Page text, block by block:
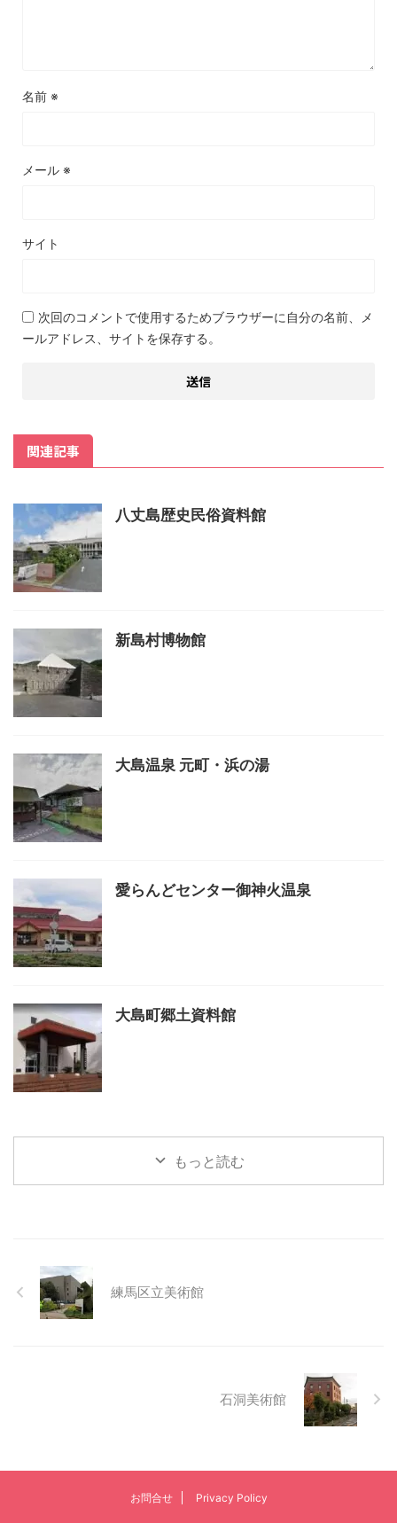
名前 ※
メール ※
サイト
次回のコメントで使用するためブラウザーに自分の名前、メ
ールアドレス、サイトを保存する。
関連記事
八丈島歴史民俗資料館
新島村博物館
大島温泉 元町・浜の湯
愛らんどセンター御神火温泉
大島町郷土資料館
もっと読む
練馬区立美術館
石洞美術館
お問合せ Privacy Policy